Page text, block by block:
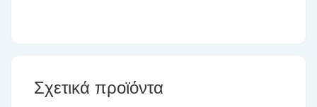
Σχετικά προϊόντα